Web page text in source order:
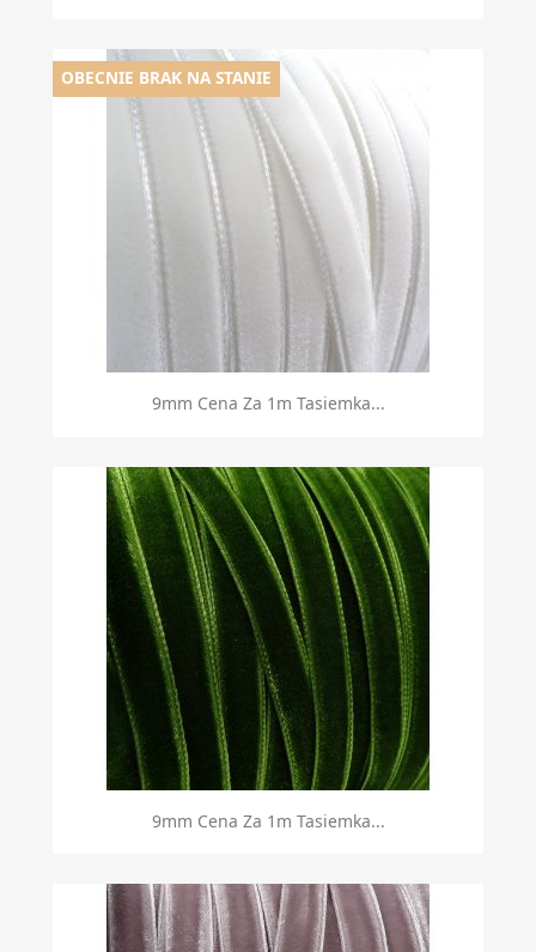
9mm Cena Za 1m Tasiemka...
OBECNIE BRAK NA STANIE
9mm Cena Za 1m Tasiemka...